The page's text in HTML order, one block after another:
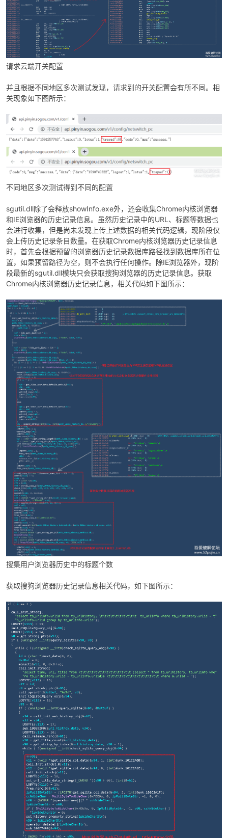
请求云端开关配置
并且根据不同地区多次测试发现，请求到的开关配置会有所不同。相
关现象如下图所示：
不同地区多次测试得到不同的配置
sgutil.dll除了会释放showInfo.exe外，还会收集Chrome内核浏览器
和IE浏览器的历史记录信息。虽然历史记录中的URL、标题等数据也
会进行收集，但是尚未发现上传上述数据的相关代码逻辑，现阶段仅
会上传历史记录条目数量。在获取Chrome内核浏览器历史记录信息
时，首先会根据预留的浏览器历史记录数据库路径找到数据库所在位
置，如果预留路径为空，则不会执行任何操作。除IE浏览器外，现阶
段最新的sgutil.dll模块只会获取搜狗浏览器的历史记录信息。获取
Chrome内核浏览器历史记录信息，相关代码如下图所示：
搜集用户浏览器历史中的标题个数
获取搜狗浏览器历史记录信息相关代码，如下图所示：